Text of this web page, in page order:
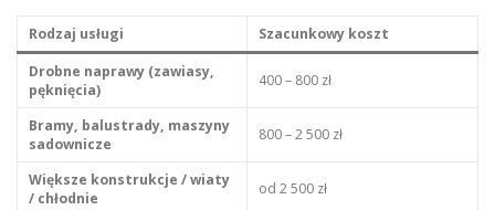
Rodzaj usługi
Szacunkowy koszt
Drobne naprawy (zawiasy,
pęknięcia)
400 – 800 zł
Bramy, balustrady, maszyny
sadownicze
800 – 2 500 zł
Większe konstrukcje / wiaty
/ chłodnie
od 2 500 zł